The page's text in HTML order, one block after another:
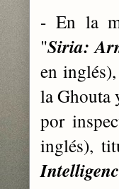
- En la
"Siria:
en
la Ghouta
por
inglés),